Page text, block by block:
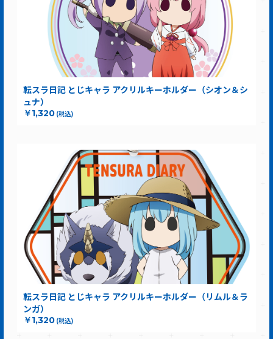
転スラ日記 とじキャラ アクリルキーホルダー（シオン＆シ
ュナ）
￥1,320(税込)
転スラ日記 とじキャラ アクリルキーホルダー（リムル＆ラ
ンガ）
￥1,320(税込)